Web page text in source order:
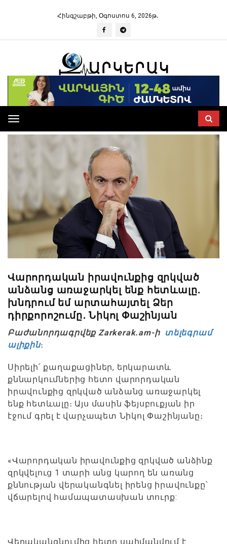
Հինգշաբթի, Օգոստոս 6, 2026թ․
Toggle
navigation
Վարորդական իրավունքից զրկված
անձանց առաջարկել ենք հետևալը․
խնդրում եմ արտահայտել Ձեր
դիրքորոշումը․ Նիկոլ Փաշինյան
Բաժանորդագրվեք Zarkerak.am-ի տելեգրամ
ալիքին։
Սիրելի՛ քաղաքացիներ, երկարատև
քննարկումներից հետո վարորդական
իրավունքից զրկված անձանց առաջարկել
ենք հետևալը։ Այս մասին ֆեյսբուքյան իր
էջում գրել է վարչապետ Նիկոլ Փաշինյանը։
«Վարորդական իրավունքից զրկված անձինք
զրկվելուց 1 տարի անց կարող են առանց
քննության վերականգնել իրենց իրավունքը՝
վճարելով համապատասխան տուրք:
Վերականգնումից հետո սահմանվում է